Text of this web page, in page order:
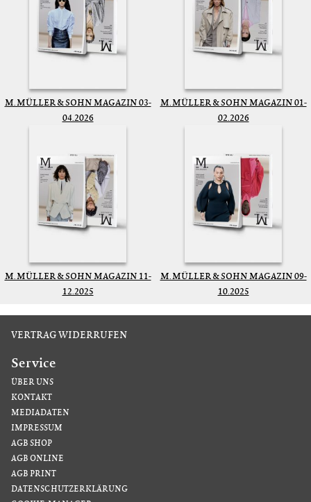
M. MÜLLER & SOHN MAGAZIN 03-
04.2026
M. MÜLLER & SOHN MAGAZIN 01-
02.2026
M. MÜLLER & SOHN MAGAZIN 11-
12.2025
M. MÜLLER & SOHN MAGAZIN 09-
10.2025
VERTRAG WIDERRUFEN
Service
ÜBER UNS
KONTAKT
MEDIADATEN
IMPRESSUM
AGB SHOP
AGB ONLINE
AGB PRINT
DATENSCHUTZERKLÄRUNG